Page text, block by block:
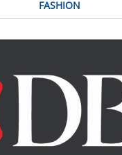
FASHION